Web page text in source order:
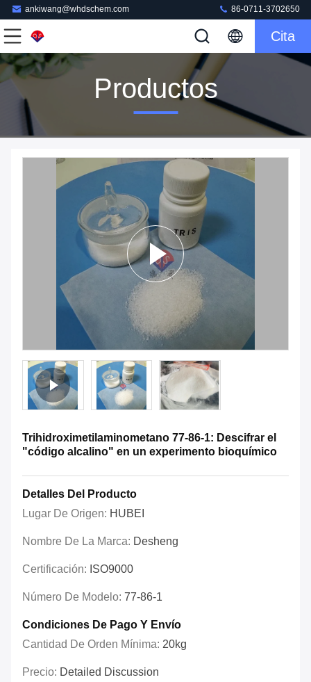
ankiwang@whdschem.com 86-0711-3702650
Cita
Productos
Trihidroximetilaminometano 77-86-1: Descifrar el
"código alcalino" en un experimento bioquímico
Detalles Del Producto
Lugar De Origen: HUBEI
Nombre De La Marca: Desheng
Certificación: ISO9000
Número De Modelo: 77-86-1
Condiciones De Pago Y Envío
Cantidad De Orden Mínima: 20kg
Precio: Detailed Discussion